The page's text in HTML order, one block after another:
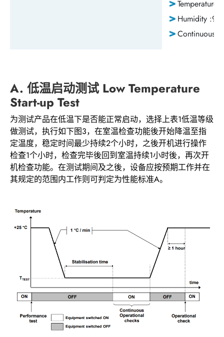
Temperature
Humidity
Continuous
A. 低温启动测试 Low Temperature
Start-up Test
为测试产品在低温下是否能正常启动，选择上表1低温等级
做测试，执行如下图3，在室温检查功能後开始降温至指
定温度，稳定时间最少持续2个小时，之後开机进行操作
检查1个小时，检查完毕後回到室温持续1小时後，再次开
机检查功能。在测试期间及之後，设备应按预期工作并在
其规定的范围内工作则可判定为性能标准A。